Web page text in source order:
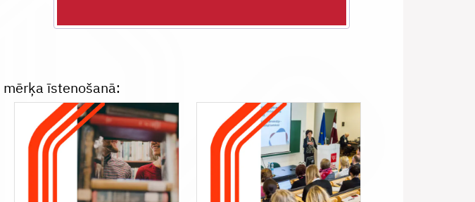
īstenošanā: